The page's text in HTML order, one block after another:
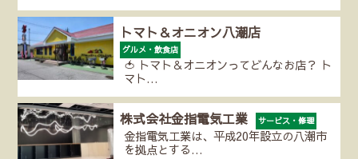
トマト＆オニオン八潮店
グルメ・飲食店
🍅 トマト＆オニオンってどんなお店？ ト
マト…
株式会社金指電気工業 サービス・修理
金指電気工業は、平成20年設立の八潮市
を拠点とする…